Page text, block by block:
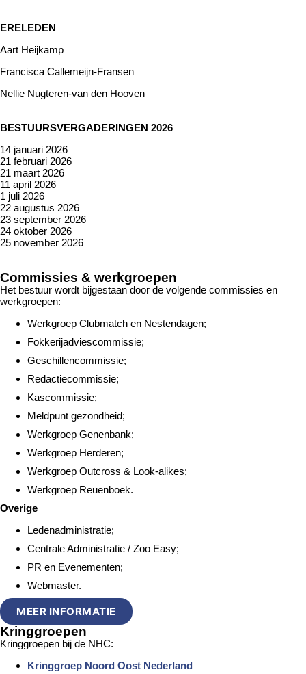
ERELEDEN
Aart Heijkamp
Francisca Callemeijn-Fransen
Nellie Nugteren-van den Hooven
BESTUURSVERGADERINGEN 2026
14 januari 2026
21 februari 2026
21 maart 2026
11 april 2026
1 juli 2026
22 augustus 2026
23 september 2026
24 oktober 2026
25 november 2026
Commissies & werkgroepen
Het bestuur wordt bijgestaan door de volgende commissies en
werkgroepen:
Werkgroep Clubmatch en Nestendagen;
Fokkerijadviescommissie;
Geschillencommissie;
Redactiecommissie;
Kascommissie;
Meldpunt gezondheid;
Werkgroep Genenbank;
Werkgroep Herderen;
Werkgroep Outcross & Look-alikes;
Werkgroep Reuenboek.
Overige
Ledenadministratie;
Centrale Administratie / Zoo Easy;
PR en Evenementen;
Webmaster.
MEER INFORMATIE
Kringgroepen
Kringgroepen bij de NHC:
Kringgroep Noord Oost Nederland